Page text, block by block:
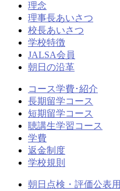
理念
理事長あいさつ
校長あいさつ
学校特徴
JALSA会員
朝日の沿革
コース学費･紹介
長期留学コース
短期留学コース
聴講生学習コース
学費
返金制度
学校規則
朝日点検・評価公表用